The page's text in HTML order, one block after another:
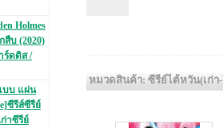
Holmes
บ (2020)
ร์ดดิส /
บบ แผ่น
ซีรีส์ซีรีย์
าซีรีย์
หมวดสินค้า: ซีรีย์ไต้หวัน(เก่า